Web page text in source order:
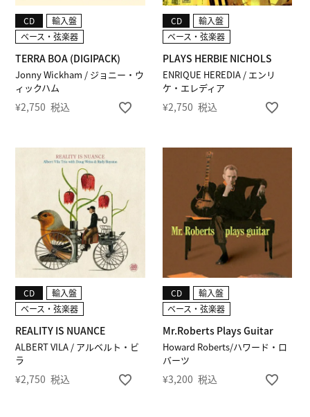
Jonny Wickham / ジョニー・ウ
ィックハム
TERRA BOA (DIGIPACK)
CD
輸入盤
ベース・弦楽器
¥2,750 税込
ENRIQUE HEREDIA / エンリ
ケ・エレディア
PLAYS HERBIE NICHOLS
CD
輸入盤
ベース・弦楽器
¥2,750 税込
ALBERT VILA / アルベルト・ビ
ラ
REALITY IS NUANCE
CD
輸入盤
ベース・弦楽器
¥2,750 税込
Howard Roberts/ハワード・ロ
バーツ
Mr.Roberts Plays Guitar
CD
輸入盤
ベース・弦楽器
¥3,200 税込